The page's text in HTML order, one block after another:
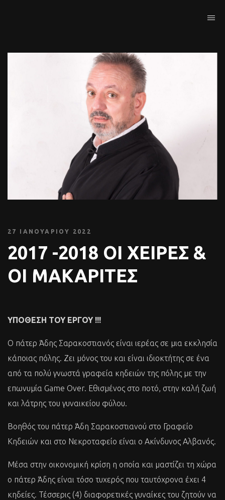
27 ΙΑΝΟΥΑΡΊΟΥ 2022
2017 -2018 OI XEIΡEΣ &
OI MAKAΡITEΣ
ΥΠΟΘΕΣΗ ΤΟΥ ΕΡΓΟΥ!!!
Ο πάτερ Άδης Σαρακοστιανός είναι ιερέας σε μια εκκλησία
κάποιας πόλης. Ζει μόνος του και είναι ιδιοκτήτης σε ένα
από τα πολύ γνωστά γραφεία κηδειών της πόλης με την
επωνυμία Game Over. Εθισμένος στο ποτό, στην καλή ζωή
και λάτρης του γυναικείου φύλου.
Βοηθός του πάτερ Άδη Σαρακοστιανού στο Γραφείο
Κηδειών και στο Νεκροταφείο είναι ο Ακίνδυνος Αλβανός.
Μέσα στην οικονομική κρίση η οποία και μαστίζει τη χώρα
ο πάτερ Άδης είναι τόσο τυχερός που ταυτόχρονα έχει 4
κηδείες. Τέσσερις (4) διαφορετικές γυναίκες του ζητούν να